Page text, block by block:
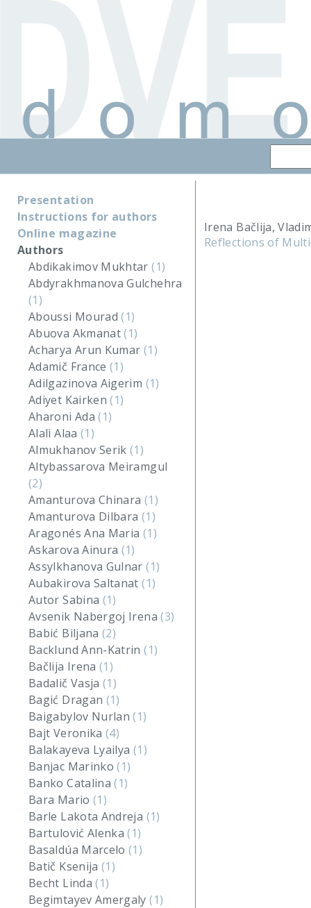
Presentation
Instructions for authors
Online magazine
Authors
Abdikakimov Mukhtar(1)
Abdyrakhmanova Gulchehra
(1)
Aboussi Mourad(1)
Abuova Akmanat(1)
Acharya Arun Kumar (1)
Adamič France(1)
Adilgazinova Aigerim (1)
Adiyet Kairken(1)
Aharoni Ada(1)
Alali Alaa (1)
Almukhanov Serik(1)
Altybassarova Meiramgul
(2)
Amanturova Chinara (1)
Amanturova Dilbara (1)
Aragonés Ana Maria (1)
Askarova Ainura (1)
Assylkhanova Gulnar(1)
Aubakirova Saltanat(1)
Autor Sabina (1)
Avsenik Nabergoj Irena(3)
Babić Biljana(2)
Backlund Ann-Katrin(1)
Bačlija Irena(1)
Badalič Vasja(1)
Bagić Dragan (1)
Baigabylov Nurlan(1)
Bajt Veronika(4)
Balakayeva Lyailya (1)
Banjac Marinko(1)
Banko Catalina(1)
Bara Mario (1)
Barle Lakota Andreja (1)
Bartulović Alenka(1)
Basaldúa Marcelo(1)
Batič Ksenija(1)
Becht Linda(1)
Begimtayev Amergaly(1)
Irena Bačlija,
Reflections of